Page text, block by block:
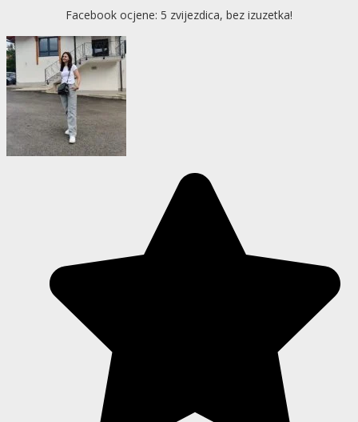
Facebook ocjene: 5 zvijezdica, bez izuzetka!